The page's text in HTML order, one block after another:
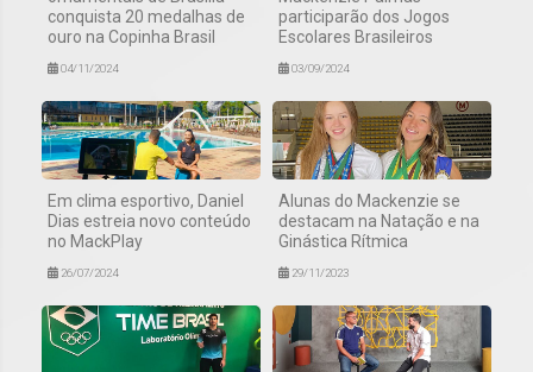
conquista 20 medalhas de
ouro na Copinha Brasil
04/11/2024
participarão dos Jogos
Escolares Brasileiros
03/09/2024
Em clima esportivo, Daniel
Dias estreia novo conteúdo
no MackPlay
26/07/2024
Alunas do Mackenzie se
destacam na Natação e na
Ginástica Rítmica
29/11/2023